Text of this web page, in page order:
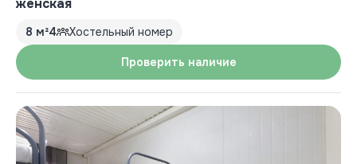
женская
8 м²4 Хостельный номер
Проверить наличие